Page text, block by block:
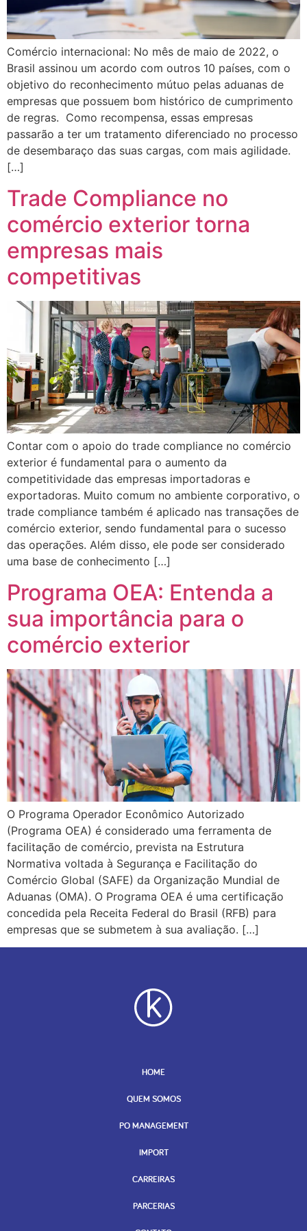
Comércio internacional: No mês de maio de 2022, o
Brasil assinou um acordo com outros 10 países, com o
objetivo do reconhecimento mútuo pelas aduanas de
empresas que possuem bom histórico de cumprimento
de regras. Como recompensa, essas empresas
passarão a ter um tratamento diferenciado no processo
de desembaraço das suas cargas, com mais agilidade.
[…]
Trade Compliance no
comércio exterior torna
empresas mais
competitivas
Contar com o apoio do trade compliance no comércio
exterior é fundamental para o aumento da
competitividade das empresas importadoras e
exportadoras. Muito comum no ambiente corporativo, o
trade compliance também é aplicado nas transações de
comércio exterior, sendo fundamental para o sucesso
das operações. Além disso, ele pode ser considerado
uma base de conhecimento […]
Programa OEA: Entenda a
sua importância para o
comércio exterior
O Programa Operador Econômico Autorizado
(Programa OEA) é considerado uma ferramenta de
facilitação de comércio, prevista na Estrutura
Normativa voltada à Segurança e Facilitação do
Comércio Global (SAFE) da Organização Mundial de
Aduanas (OMA). O Programa OEA é uma certificação
concedida pela Receita Federal do Brasil (RFB) para
empresas que se submetem à sua avaliação. […]
HOME
QUEM SOMOS
PO MANAGEMENT
IMPORT
CARREIRAS
PARCERIAS